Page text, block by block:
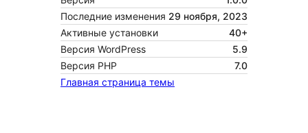
Последние изменения 29 ноября, 2023
Активные установки
40+
Версия WordPress
5.9
Версия PHP
7.0
Главная страница темы